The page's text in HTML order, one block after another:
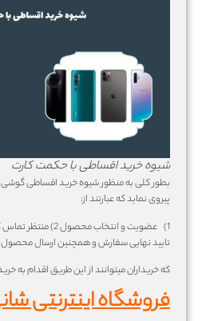
شیوه خرید اقساطی با حکمت کارت
بطور کلی به منظور شیوه خرید اقساطی گوشی
پیروی نماید که عبارتند از:
تایید نهایی سفارش و همچنین ارسال
که خریداران میتوانند از این طریق اقدام به
فروشگاه اینترنتی